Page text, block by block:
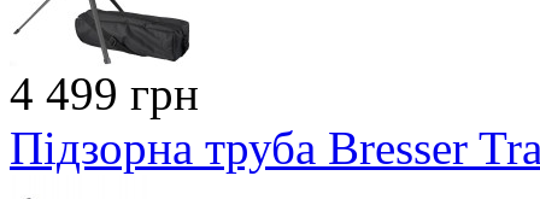
4 499 грн
Підзорна труба Bresser